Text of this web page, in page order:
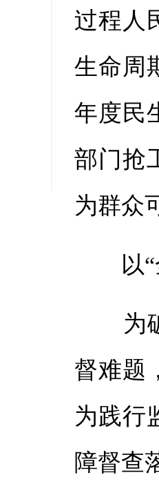
过程人
生命周
年度民
部门抢
为群众
以“全
为破
督难题
为践行
障督查